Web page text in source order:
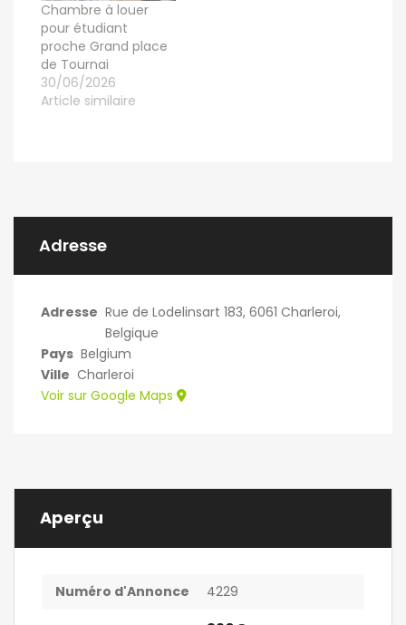
Chambre à louer
pour étudiant
proche Grand place
de Tournai
30/06/2026
Article similaire
Adresse
Adresse Rue de Lodelinsart 183, 6061 Charleroi,
Belgique
Pays Belgium
Ville Charleroi
Voir sur Google Maps
Aperçu
Numéro d'Annonce 4229